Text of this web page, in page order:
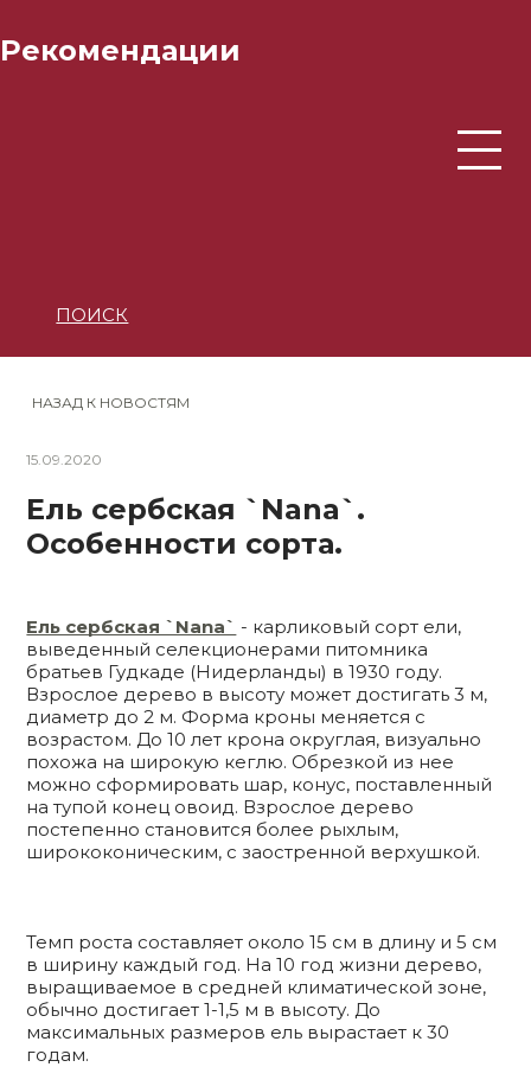
Рекомендации
ПОИСК
НАЗАД К НОВОСТЯМ
15.09.2020
Ель сербская `Nana`.
Особенности сорта.
Ель сербская `Nana` - карликовый сорт ели,
выведенный селекционерами питомника
братьев Гудкаде (Нидерланды) в 1930 году.
Взрослое дерево в высоту может достигать 3 м,
диаметр до 2 м. Форма кроны меняется с
возрастом. До 10 лет крона округлая, визуально
похожа на широкую кеглю. Обрезкой из нее
можно сформировать шар, конус, поставленный
на тупой конец овоид. Взрослое дерево
постепенно становится более рыхлым,
ширококоническим, с заостренной верхушкой.
Темп роста составляет около 15 см в длину и 5 см
в ширину каждый год. На 10 год жизни дерево,
выращиваемое в средней климатической зоне,
обычно достигает 1-1,5 м в высоту. До
максимальных размеров ель вырастает к 30
годам.